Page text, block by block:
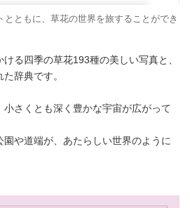
とともに、草花の世界を旅することができ
る四季の草花193種の美しい写真と、
辞典です。
小さくとも深く豊かな宇宙が広がって
や道端が、あたらしい世界のように